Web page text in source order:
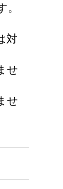
対
せ
せ